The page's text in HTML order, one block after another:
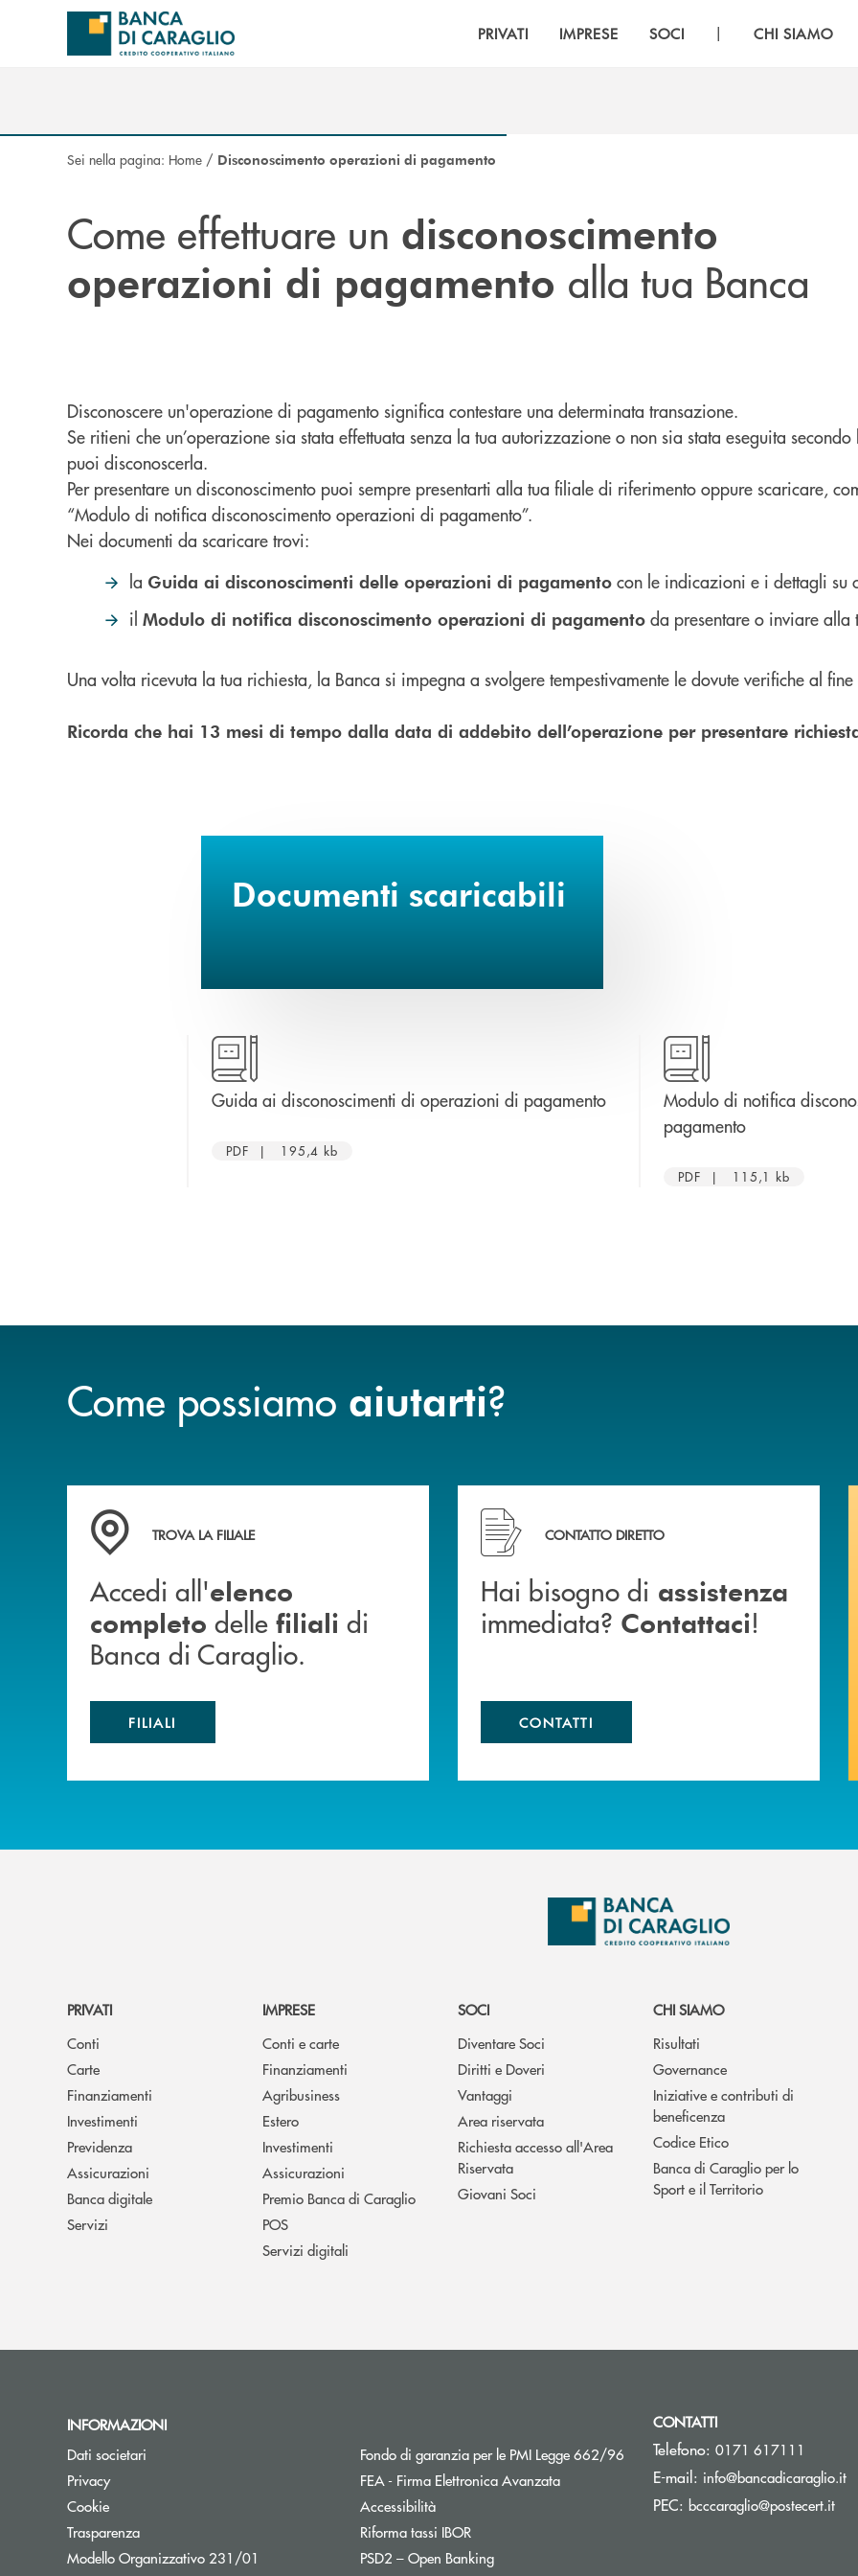
Salta al contenuto principale
PRIVATI IMPRESE SOCI | CHI SIAMO
Sei nella pagina: Home / Disconoscimento operazioni di pagamento
Come effettuare un disconoscimento
operazioni di pagamento alla tua Banca
Disconoscere un'operazione di pagamento significa contestare una determinata transazione.
Se ritieni che un’operazione sia stata effettuata senza la tua autorizzazione o non sia stata eseguita
puoi disconoscerla.
Per presentare un disconoscimento puoi sempre presentarti alla tua filiale di riferimento oppure scaricare,
“Modulo di notifica disconoscimento operazioni di pagamento”.
Nei documenti da scaricare trovi:
la Guida ai disconoscimenti delle operazioni di pagamento con le indicazioni e i dettagli su
il Modulo di notifica disconoscimento operazioni di pagamento da presentare o inviare alla
Una volta ricevuta la tua richiesta, la Banca si impegna a svolgere tempestivamente le dovute verifiche al
Ricorda che hai 13 mesi di tempo dalla data di addebito dell’operazione per presentare
Documenti scaricabili
Guida ai disconoscimenti di operazioni di pagamentoapre una nuova finestra
PDF | 195,4 kb
Modulo di notifica
pagamentoapre una nuova
PDF | 115,1 kb
Come possiamo aiutarti?
Accedi all' elenco completo delle filiali di Banca di Caraglio.
TROVA LA FILIALE
Accedi all'elenco
completo delle filiali di
Banca di Caraglio.
FILIALI
Hai bisogno di assistenza immediata? Contattaci !
CONTATTO DIRETTO
Hai bisogno di assistenza
immediata? Contattaci!
CONTATTI
PRIVATI
Conti
Carte
Finanziamenti
Investimenti
Previdenza
Assicurazioni
Banca digitale
Servizi
IMPRESE
Conti e carte
Finanziamenti
Agribusiness
Estero
Investimenti
Assicurazioni
Premio Banca di Caraglio
POS
Servizi digitali
SOCI
Diventare Soci
Diritti e Doveri
Vantaggi
Area riservata
Richiesta accesso all'Area
Riservata
Giovani Soci
CHI SIAMO
Risultati
Governance
Iniziative e contributi di
beneficenza
Codice Etico
Banca di Caraglio per lo
Sport e il Territorio
INFORMAZIONI
Dati societari
Privacy
Cookie
Trasparenza
Modello Organizzativo 231/01
Fondo di garanzia per le PMI Legge 662/96 Apre una nuova finestra
FEA - Firma Elettronica Avanzata
AccessibilitàApre una nuova finestra
Riforma tassi IBORApre una nuova finestra
PSD2 – Open BankingApre una nuova finestra
CONTATTI
Telefono: 0171 617111
E-mail: info@bancadicaraglio.it
PEC: bcccaraglio@postecert.it(si